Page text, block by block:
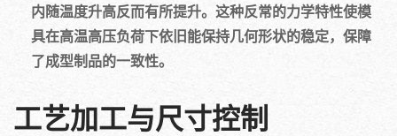
内随温度升高反而有所提升。这种反常的力学特性使模
具在高温高压负荷下依旧能保持几何形状的稳定，保障
了成型制品的一致性。
工艺加工与尺寸控制